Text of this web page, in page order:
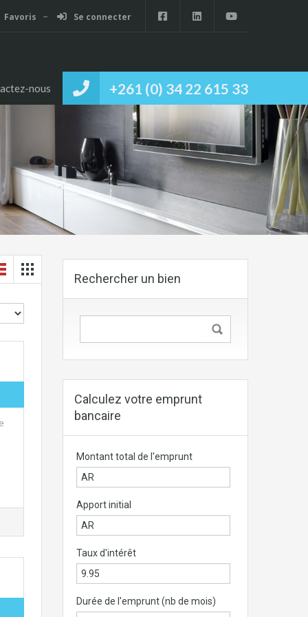
Favoris Se connecter
+261 (0) 34 22 615 33
nous
Rechercher un bien
Calculez votre emprunt
bancaire
Montant total de l'emprunt
Apport initial
Taux d'intérêt
Durée de l'emprunt (nb de mois)